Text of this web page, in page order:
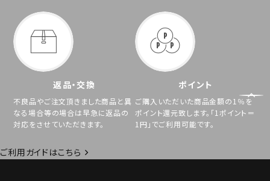
返品・交換
不良品やご注文頂きました商品と異
なる場合等の場合は早急に返品の
対応をさせていただきます。
ポイント
ご購入いただいた商品金額の1％を
ポイント還元致します。「1ポイント＝
1円」でご利用可能です。
ご利用ガイドはこちら